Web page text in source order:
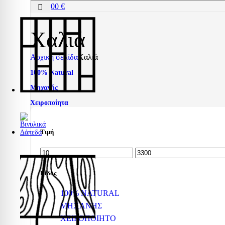
0,00 €
Χαλιά
Αρχική σελίδα Χαλιά
100% Natural
Μηχανής
Χειροποίητα
Τιμή
Ελάχιστη
τιμή
Μέγιστη
τιμή
Είδος
100% NATURAL
ΜΗΧΑΝΗΣ
ΧΕΙΡΟΠΟΙΗΤΟ